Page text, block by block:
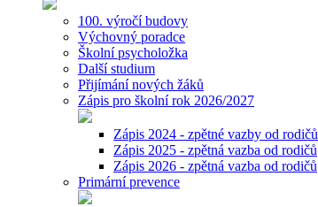
100. výročí budovy
Výchovný poradce
Školní psycholožka
Další studium
Přijímání nových žáků
Zápis pro školní rok 2026/2027
Zápis 2024 - zpětné vazby od rodičů
Zápis 2025 - zpětná vazba od rodičů
Zápis 2026 - zpětná vazba od rodičů
Primární prevence